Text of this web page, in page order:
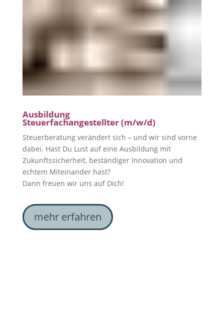
Ausbildung
Steuerfachangestellter (m/w/d)
Steuerberatung verändert sich – und wir sind vorne
dabei. Hast Du Lust auf eine Ausbildung mit
Zukunftssicherheit, beständiger Innovation und
echtem Miteinander hast?
Dann freuen wir uns auf Dich!
mehr erfahren